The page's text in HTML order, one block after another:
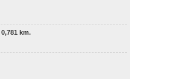
0,781 km.